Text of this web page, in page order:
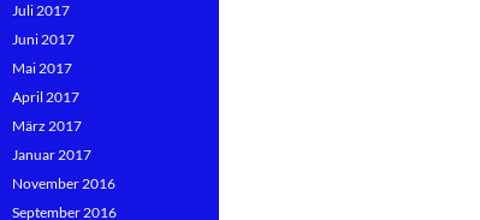
Juli 2017
Juni 2017
Mai 2017
April 2017
März 2017
Januar 2017
November 2016
September 2016